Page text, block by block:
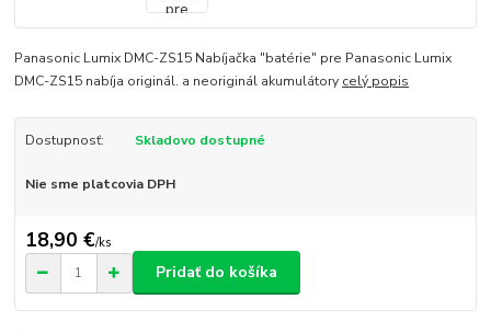
Panasonic Lumix DMC-ZS15 Nabíjačka "batérie" pre Panasonic Lumix
DMC-ZS15 nabíja originál. a neoriginál akumulátory celý popis
Dostupnosť: Skladovo dostupné
Nie sme platcovia DPH
18,90 €/ks
Pridať do košíka